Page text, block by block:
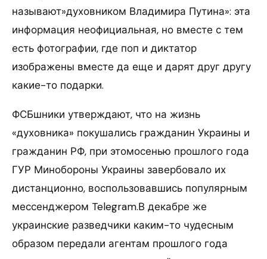
называют»духовником Владимира Путина»: эта
информация неофициальная, но вместе с тем
есть фотографии, где поп и диктатор
изображены вместе да еще и дарят друг другу
какие-то подарки.
ФСБшники утверждают, что на жизнь
«духовника» покушались гражданин Украины и
гражданин РФ, при этомосенью прошлого года
ГУР Минобороны Украины завербовало их
дистанционно, воспользовавшись популярным
мессенджером Telegram.В декабре же
украинские разведчики каким-то чудесным
образом передали агентам прошлого года